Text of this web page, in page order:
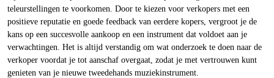
teleurstellingen te voorkomen. Door te kiezen voor verkopers met een
positieve reputatie en goede feedback van eerdere kopers, vergroot je de
kans op een succesvolle aankoop en een instrument dat voldoet aan je
verwachtingen. Het is altijd verstandig om wat onderzoek te doen naar de
verkoper voordat je tot aanschaf overgaat, zodat je met vertrouwen kunt
genieten van je nieuwe tweedehands muziekinstrument.